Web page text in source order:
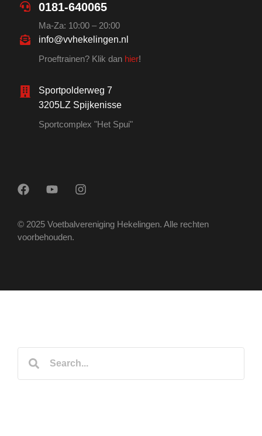
0181-640065
Ma-Za: 10:00 – 20:00
info@vvhekelingen.nl
Proeftrainen? Klik dan hier!
Sportpolderweg 7
3205LZ Spijkenisse
Sportcomplex "Het Spui"
© 2025 Voetbalvereniging Hekelingen. Alle rechten
voorbehouden.